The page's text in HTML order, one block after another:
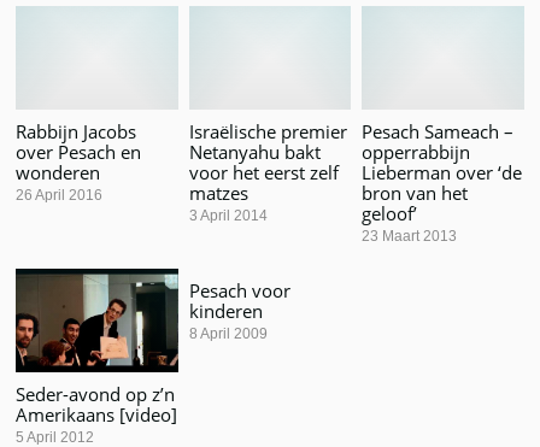
Rabbijn Jacobs
over Pesach en
wonderen
26 April 2016
Israëlische premier
Netanyahu bakt
voor het eerst zelf
matzes
3 April 2014
Pesach Sameach –
opperrabbijn
Lieberman over ‘de
bron van het
geloof’
23 Maart 2013
Seder-avond op z’n
Amerikaans [video]
5 April 2012
Pesach voor
kinderen
8 April 2009